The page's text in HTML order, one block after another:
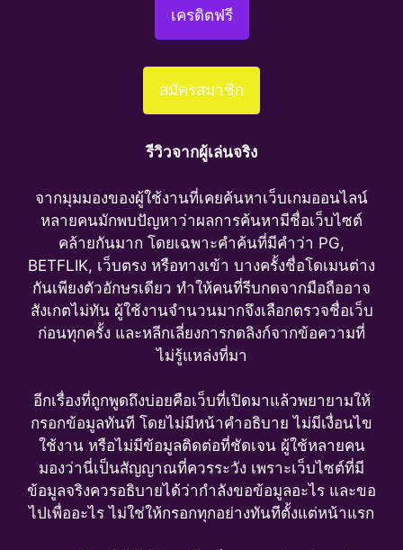
เครดิตฟรี
สมัครสมาชิก
รีวิวจากผู้เล่นจริง
จากมุมมองของผู้ใช้งานที่เคยค้นหาเว็บเกมออนไลน์
หลายคนมักพบปัญหาว่าผลการค้นหามีชื่อเว็บไซต์
คล้ายกันมาก โดยเฉพาะคำค้นที่มีคำว่า PG,
BETFLIK, เว็บตรง หรือทางเข้า บางครั้งชื่อโดเมนต่าง
กันเพียงตัวอักษรเดียว ทำให้คนที่รีบกดจากมือถืออาจ
สังเกตไม่ทัน ผู้ใช้งานจำนวนมากจึงเลือกตรวจชื่อเว็บ
ก่อนทุกครั้ง และหลีกเลี่ยงการกดลิงก์จากข้อความที่
ไม่รู้แหล่งที่มา
อีกเรื่องที่ถูกพูดถึงบ่อยคือเว็บที่เปิดมาแล้วพยายามให้
กรอกข้อมูลทันที โดยไม่มีหน้าคำอธิบาย ไม่มีเงื่อนไข
ใช้งาน หรือไม่มีข้อมูลติดต่อที่ชัดเจน ผู้ใช้หลายคน
มองว่านี่เป็นสัญญาณที่ควรระวัง เพราะเว็บไซต์ที่มี
ข้อมูลจริงควรอธิบายได้ว่ากำลังขอข้อมูลอะไร และขอ
ไปเพื่ออะไร ไม่ใช่ให้กรอกทุกอย่างทันทีตั้งแต่หน้าแรก